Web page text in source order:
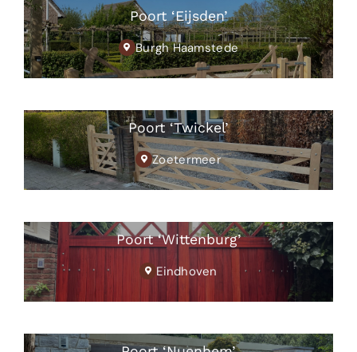
Poort ‘Eijsden’
Burgh Haamstede
Poort ‘Twickel’
Zoetermeer
Poort ‘Wittenburg’
Eindhoven